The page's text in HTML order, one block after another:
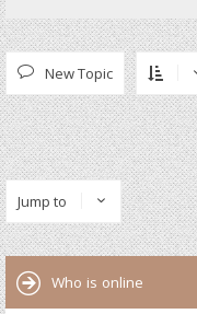
New Topic
Jump to
Who is online